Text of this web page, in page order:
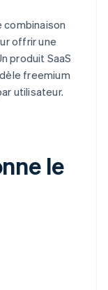
offrir une
produit SaaS
freemium
utilisateur.
le